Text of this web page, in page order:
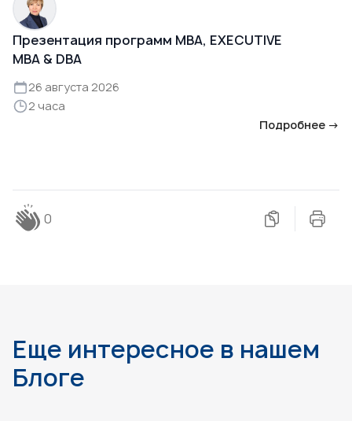
Презентация программ MBA, EXECUTIVE
MBA & DBA
26 августа 2026
2 часа
Подробнее →
0
Еще интересное в нашем
Блоге